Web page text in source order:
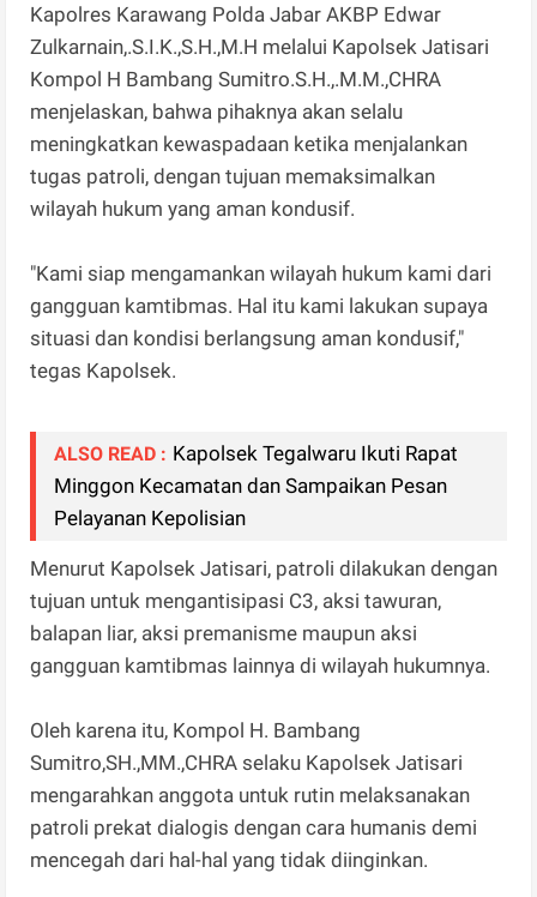
Kapolres Karawang Polda Jabar AKBP Edwar
Zulkarnain,.S.I.K.,S.H.,M.H melalui Kapolsek Jatisari
Kompol H Bambang Sumitro.S.H.,.M.M.,CHRA
menjelaskan, bahwa pihaknya akan selalu
meningkatkan kewaspadaan ketika menjalankan
tugas patroli, dengan tujuan memaksimalkan
wilayah hukum yang aman kondusif.
"Kami siap mengamankan wilayah hukum kami dari
gangguan kamtibmas. Hal itu kami lakukan supaya
situasi dan kondisi berlangsung aman kondusif,"
tegas Kapolsek.
ALSO READ : Kapolsek Tegalwaru Ikuti Rapat
Minggon Kecamatan dan Sampaikan Pesan
Pelayanan Kepolisian
Menurut Kapolsek Jatisari, patroli dilakukan dengan
tujuan untuk mengantisipasi C3, aksi tawuran,
balapan liar, aksi premanisme maupun aksi
gangguan kamtibmas lainnya di wilayah hukumnya.
Oleh karena itu, Kompol H. Bambang
Sumitro,SH.,MM.,CHRA selaku Kapolsek Jatisari
mengarahkan anggota untuk rutin melaksanakan
patroli prekat dialogis dengan cara humanis demi
mencegah dari hal-hal yang tidak diinginkan.